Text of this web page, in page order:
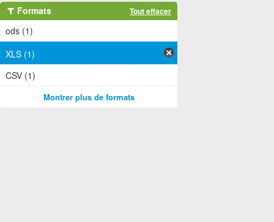
Formats Tout effacer
ods (1)
XLS (1)
CSV (1)
Montrer plus de formats